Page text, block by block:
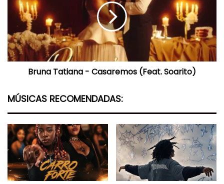
Casaremos
(Feat.
Soarito)
Bruna Tatiana - Casaremos (Feat. Soarito)
MÚSICAS RECOMENDADAS: